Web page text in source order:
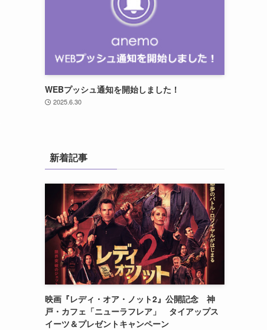
WEBプッシュ通知を開始しました！
2025.6.30
新着記事
映画『レディ・オア・ノット2』公開記念 神
戸・カフェ「ニューラフレア」 タイアップス
イーツ＆プレゼントキャンペーン